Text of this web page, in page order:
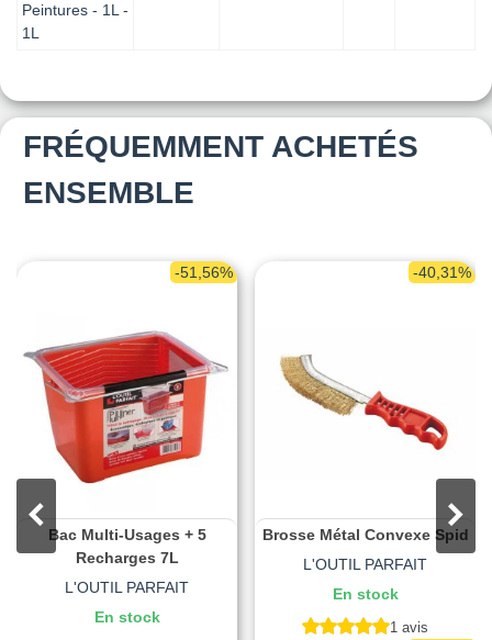
Peintures - 1L -
1L
FRÉQUEMMENT ACHETÉS
ENSEMBLE
-51,56%
Bac Multi-Usages + 5
Recharges 7L
L'OUTIL PARFAIT
En stock
-40,31%
Brosse Métal Convexe Spid
L'OUTIL PARFAIT
En stock
1 avis